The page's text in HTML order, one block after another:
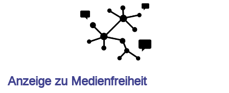
Anzeige zu Medienfreiheit